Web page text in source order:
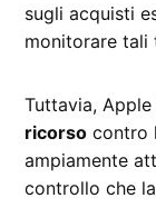
sugli acquisti
monitorare tali
Tuttavia,
ricorso contro
ampiamente
controllo che